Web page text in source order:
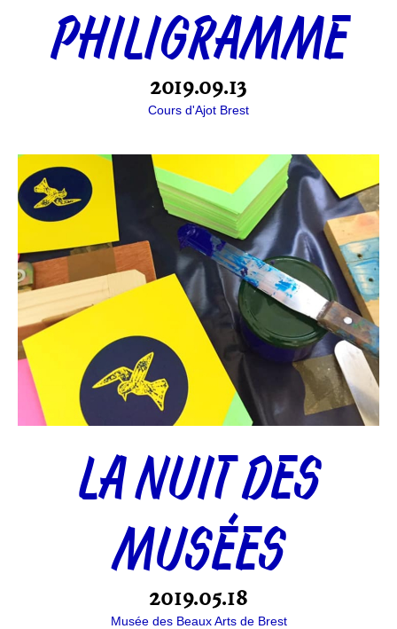
PHILIGRAMME
2019.09.13
Cours d'Ajot Brest
LA NUIT DES
MUSÉES
2019.05.18
Musée des Beaux Arts de Brest